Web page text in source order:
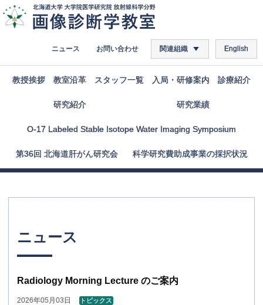
ニュース お問い合わせ 関連組織 English
教授挨拶 教室沿革 スタッフ一覧 入局 ・ 研修案内 診療紹介
研究紹介 研究業績
O-17 Labeled Stable Isotope Water Imaging Symposium
第36回 北海道肝がん研究会 科学研究費助成事業の採択状況
ニュース
Radiology Morning Lecture のご案内
2026年05月03日 トピックス